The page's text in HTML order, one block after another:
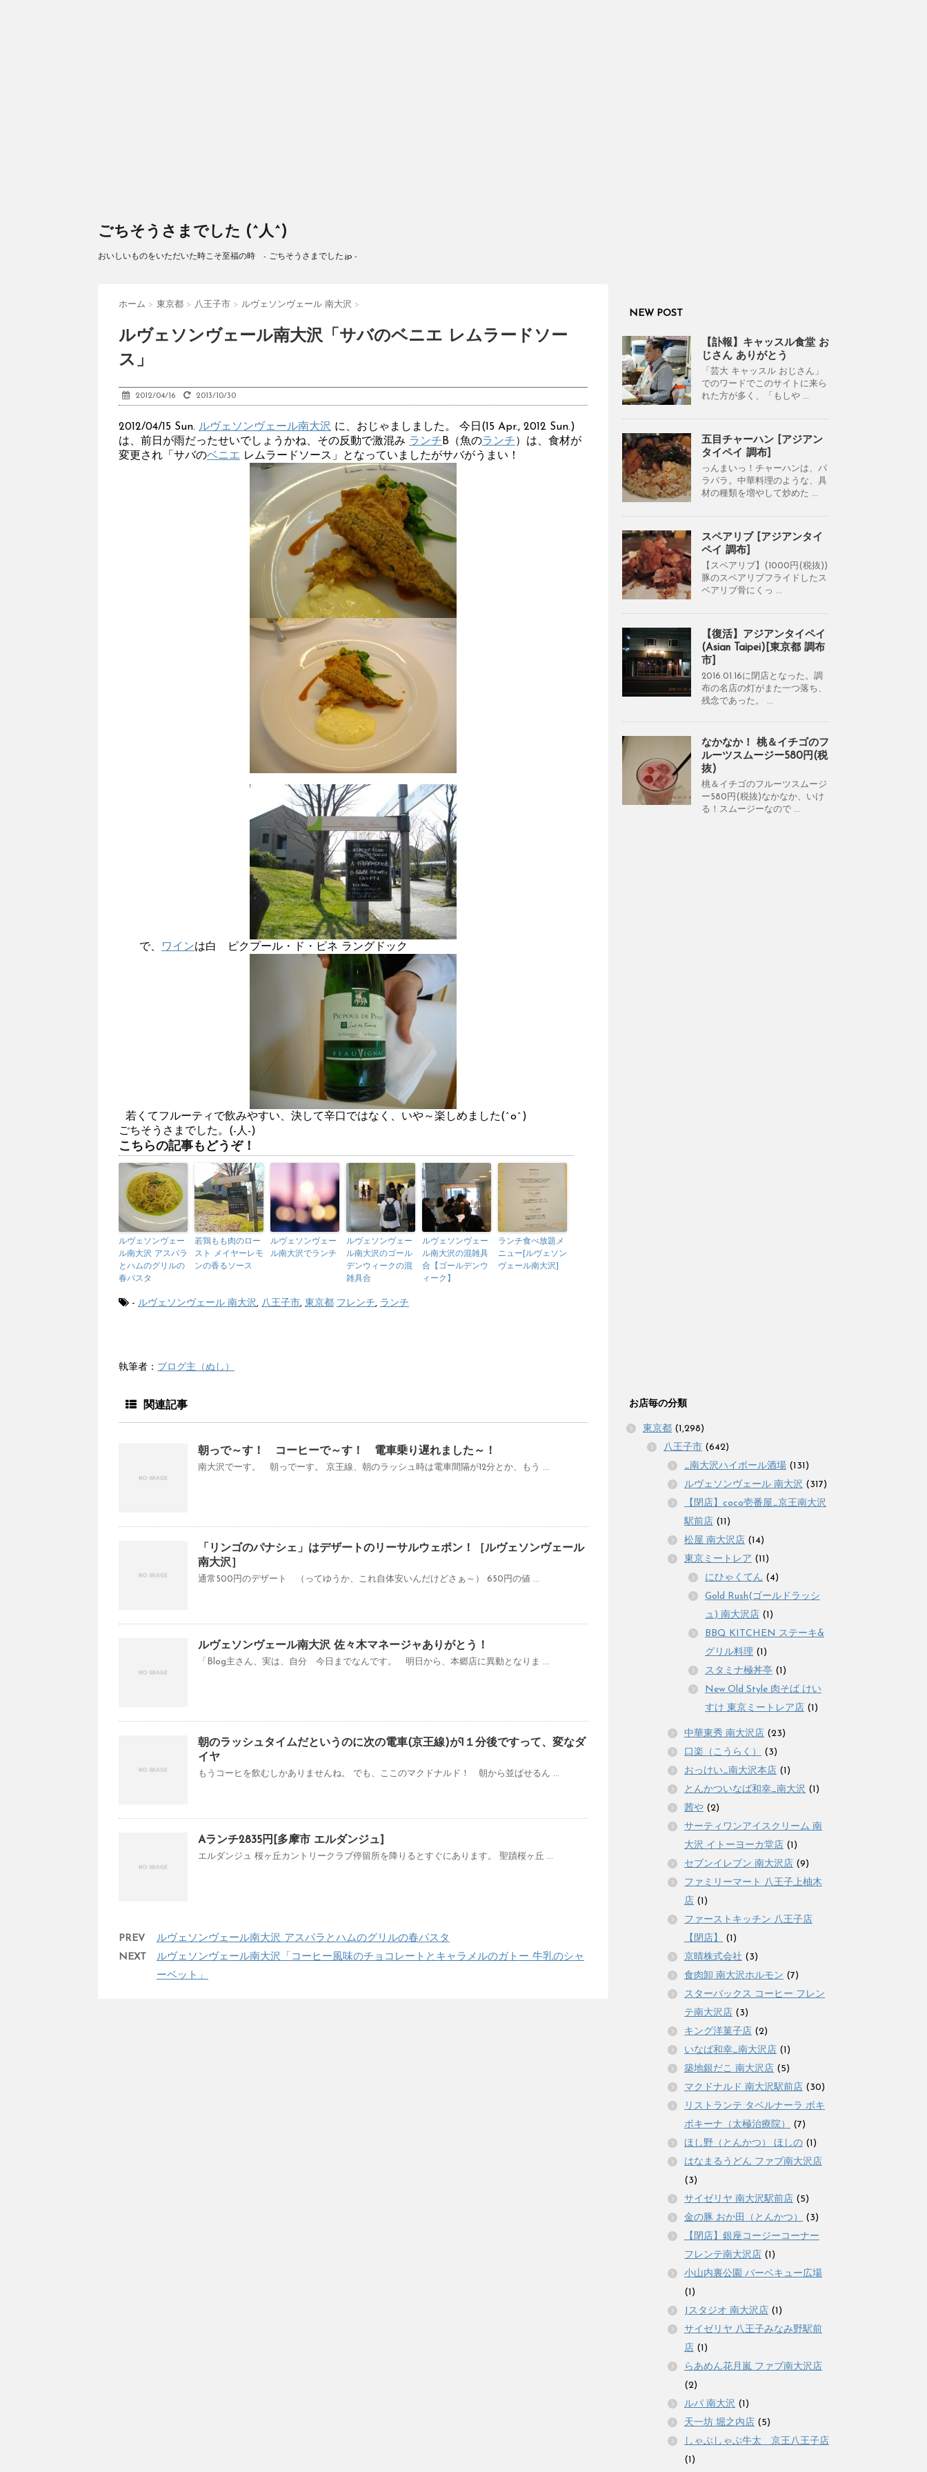
ごちそうさまでした (^人^)
おいしいものをいただいた時こそ至福の時 - ごちそうさまでした.jp -
ホーム > 東京都 > 八王子市 > ルヴェソンヴェール 南大沢 >
ルヴェソンヴェール南大沢「サバのベニエ レムラードソー
ス」
2012/04/16 2013/10/30
2012/04/15 Sun. ルヴェソンヴェール南大沢 に、おじゃましました。 今日(15 Apr., 2012 Sun.)
は、前日が雨だったせいでしょうかね、その反動で激混み ランチ B（魚のランチ ）は、食材が
変更され「サバのベニエ レムラードソース」となっていましたがサバがうまい！
で、 ワインは白 ピクプール・ド・ピネ ラングドック
若くてフルーティで飲みやすい、決して辛口ではなく、いや～楽しめました(^o^)
ごちそうさまでした。(-人-)
こちらの記事もどうぞ！
ルヴェソンヴェー
ル南大沢 アスパラ
とハムのグリルの
春パスタ
若鶏もも肉のロー
スト メイヤーレモ
ンの香るソース
ルヴェソンヴェー
ル南大沢でランチ
ルヴェソンヴェー
ル南大沢のゴール
デンウィークの混
雑具合
ルヴェソンヴェー
ル南大沢の混雑具
合【ゴールデンウ
ィーク】
ランチ食べ放題メ
ニュー[ルヴェソン
ヴェール南大沢]
- ルヴェソンヴェール 南大沢, 八王子市, 東京都 フレンチ, ランチ
執筆者： ブログ主（ぬし）
関連記事
朝っで～す！ コーヒーで～す！ 電車乗り遅れました～！
南大沢でーす。 朝っでーす。 京王線、朝のラッシュ時は電車間隔が12分とか、もう ...
「リンゴのパナシェ」はデザートのリーサルウェポン！［ルヴェソンヴェール
南大沢］
通常500円のデザート （ってゆうか、これ自体安いんだけどさぁ～） 650円の値 ...
ルヴェソンヴェール南大沢 佐々木マネージャありがとう！
「Blog主さん、実は、自分 今日までなんです。 明日から、本郷店に異動となりま ...
朝のラッシュタイムだというのに次の電車(京王線)が1１分後ですって、変なダ
イヤ
もうコーヒを飲むしかありませんね。 でも、ここのマクドナルド！ 朝から並ばせるん ...
Aランチ2835円[多摩市 エルダンジュ]
エルダンジュ 桜ヶ丘カントリークラブ停留所を降りるとすぐにあります。 聖蹟桜ヶ丘 ...
PREV
ルヴェソンヴェール南大沢 アスパラとハムのグリルの春パスタ
NEXT
ルヴェソンヴェール南大沢「コーヒー風味のチョコレートとキャラメルのガトー 牛乳のシャ
ーベット」
NEW POST
【訃報】キャッスル食堂 お
じさん ありがとう
「芸大 キャッスル おじさん」
でのワードでこのサイトに来ら
れた方が多く、「もしや ...
五目チャーハン [アジアン
タイペイ 調布]
っんまいっ！チャーハンは、パ
ラパラ。中華料理のような、具
材の種類を増やして炒めた ...
スペアリブ [アジアンタイ
ペイ 調布]
【スペアリブ】(1000円(税抜))
豚のスペアリブフライドしたス
ペアリブ骨にくっ ...
【復活】アジアンタイペイ
(Asian Taipei)[東京都 調布
市]
2016.01.16に閉店となった。調
布の名店の灯がまた一つ落ち、
残念であった。 ...
なかなか！ 桃＆イチゴのフ
ルーツスムージー580円(税
抜)
桃＆イチゴのフルーツスムージ
ー580円(税抜)なかなか、いけ
る！スムージーなので ...
お店毎の分類
東京都 (1,298)
八王子市 (642)
_南大沢ハイボール酒場 (131)
ルヴェソンヴェール 南大沢 (317)
【閉店】coco壱番屋_京王南大沢
駅前店 (11)
松屋 南大沢店 (14)
東京ミートレア (11)
にひゃくてん (4)
Gold Rush(ゴールドラッシ
ュ) 南大沢店 (1)
BBQ KITCHEN ステーキ&
グリル料理 (1)
スタミナ極丼亭 (1)
New Old Style 肉そば けい
すけ 東京ミートレア店 (1)
中華東秀 南大沢店 (23)
口楽（こうらく）
(3)
おっけい_南大沢本店 (1)
とんかついなば和幸_南大沢 (1)
茜や (2)
サーティワンアイスクリーム 南
大沢 イトーヨーカ堂店 (1)
セブンイレブン 南大沢店 (9)
ファミリーマート 八王子上柚木
店 (1)
ファーストキッチン 八王子店
【閉店】
(1)
京晴株式会社 (3)
食肉卸 南大沢ホルモン (7)
スターバックス コーヒー フレン
テ南大沢店 (3)
キング洋菓子店 (2)
いなば和幸_南大沢店 (1)
築地銀だこ 南大沢店 (5)
マクドナルド 南大沢駅前店 (30)
リストランテ タベルナーラ ボキ
ボキーナ（太極治療院）
(7)
ほし野（とんかつ） ほしの (1)
はなまるうどん ファブ南大沢店
(3)
サイゼリヤ 南大沢駅前店 (5)
金の豚 おか田（とんかつ）
(3)
【閉店】銀座コージーコーナー
フレンテ南大沢店 (1)
小山内裏公園 バーベキュー広場
(1)
Jスタジオ 南大沢店 (1)
サイゼリヤ 八王子みなみ野駅前
店 (1)
らあめん花月嵐 ファブ南大沢店
(2)
ルパ 南大沢 (1)
天一坊 堀之内店 (5)
しゃぶしゃぶ牛太 京王八王子店
(1)